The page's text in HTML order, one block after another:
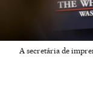
A secretária de